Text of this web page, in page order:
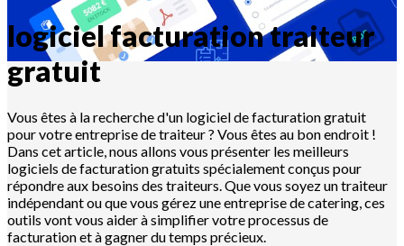
logiciel facturation traiteur
gratuit
Vous êtes à la recherche d'un logiciel de facturation gratuit
pour votre entreprise de traiteur ? Vous êtes au bon endroit !
Dans cet article, nous allons vous présenter les meilleurs
logiciels de facturation gratuits spécialement conçus pour
répondre aux besoins des traiteurs. Que vous soyez un traiteur
indépendant ou que vous gérez une entreprise de catering, ces
outils vont vous aider à simplifier votre processus de
facturation et à gagner du temps précieux.